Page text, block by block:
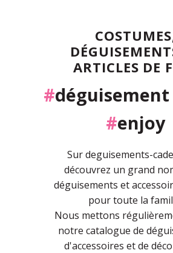
ARTICLES DE
#déguisement
#enjoy
Sur deguisements-
découvrez un grand
déguisements et
pour toute la
Nous mettons
notre catalogue de
d'accessoires et de